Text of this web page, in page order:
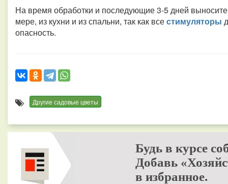
На время обработки и последующие 3-5 дней
мере, из кухни и из спальни, так как всестимуляторы
опасность.
Другие садовые цветы
Будь в курсе
Добавь
в избранное.